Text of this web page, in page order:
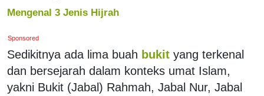
Mengenal 3 Jenis Hijrah
Sponsored
Sedikitnya ada lima buah bukit yang terkenal
dan bersejarah dalam konteks umat Islam,
yakni Bukit (Jabal) Rahmah, Jabal Nur, Jabal